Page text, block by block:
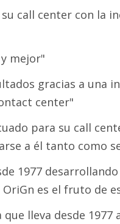
call center con la
mejor"
gracias a una
center"
para su call
a él tanto como
1977
OriGn es el fruto de
lleva desde